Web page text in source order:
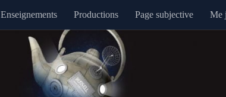
Enseignements Productions Page subjective Me